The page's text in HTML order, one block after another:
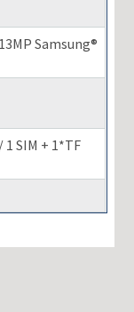
Samsung®
SIM + 1*TF